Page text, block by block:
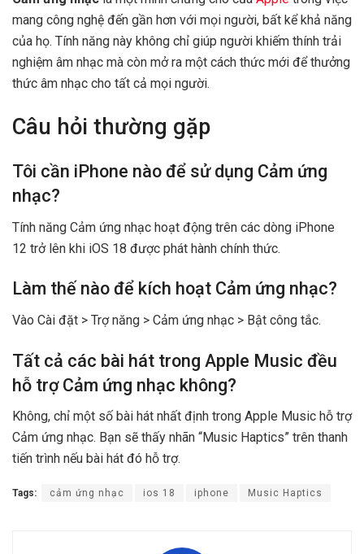
mang công nghệ đến gần hơn với mọi người, bất kể khả năng
của họ. Tính năng này không chỉ giúp người khiếm thính trải
nghiệm âm nhạc mà còn mở ra một cách thức mới để thưởng
thức âm nhạc cho tất cả mọi người.
Câu hỏi thường gặp
Tôi cần iPhone nào để sử dụng Cảm ứng
nhạc?
Tính năng Cảm ứng nhạc hoạt động trên các dòng iPhone
12 trở lên khi iOS 18 được phát hành chính thức.
Làm thế nào để kích hoạt Cảm ứng nhạc?
Vào Cài đặt > Trợ năng > Cảm ứng nhạc > Bật công tắc.
Tất cả các bài hát trong Apple Music đều
hỗ trợ Cảm ứng nhạc không?
Không, chỉ một số bài hát nhất định trong Apple Music hỗ trợ
Cảm ứng nhạc. Bạn sẽ thấy nhãn “Music Haptics” trên thanh
tiến trình nếu bài hát đó hỗ trợ.
Tags: cảm ứng nhạc ios 18 iphone Music Haptics